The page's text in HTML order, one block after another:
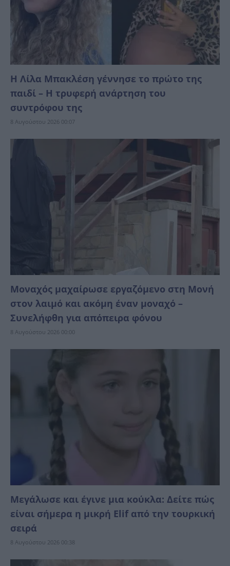
Η Λίλα Μπακλέση γέννησε το πρώτο της
παιδί – Η τρυφερή ανάρτηση του
συντρόφου της
8 Αυγούστου 2026 00:07
Μοναχός μαχαίρωσε εργαζόμενο στη Μονή
στον λαιμό και ακόμη έναν μοναχό –
Συνελήφθη για απόπειρα φόνου
8 Αυγούστου 2026 00:00
Μεγάλωσε και έγινε μια κούκλα: Δείτε πώς
είναι σήμερα η μικρή Elif από την τουρκική
σειρά
8 Αυγούστου 2026 00:38